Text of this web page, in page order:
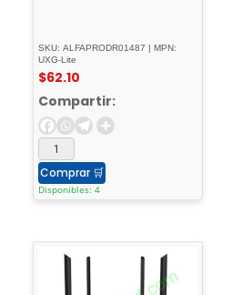
SKU: ALFAPRODR01487 | MPN:
UXG-Lite
$62.10
Compartir:
Comprar 🛒
Disponibles: 4